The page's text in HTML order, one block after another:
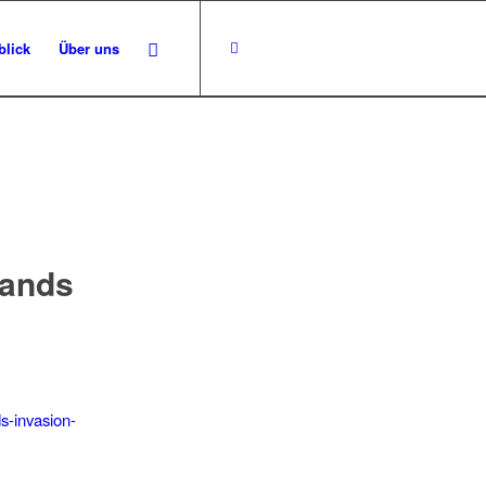
Über uns
invasion-